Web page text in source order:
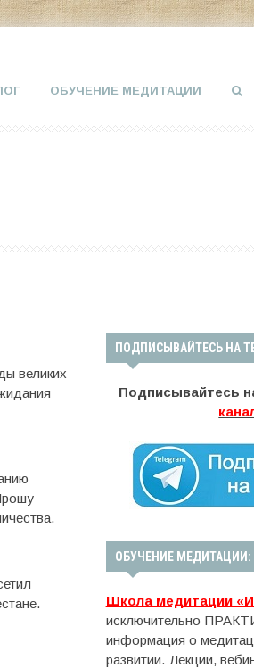
ОБУЧЕНИЕ МЕДИТАЦИИ
великих
ПОДПИСЫВАЙТЕСЬ НА
Подписывайтесь
ОБУЧЕНИЕ МЕДИТАЦИИ:
Школа медитации
исключительно
информация о
развитии. Лекции,